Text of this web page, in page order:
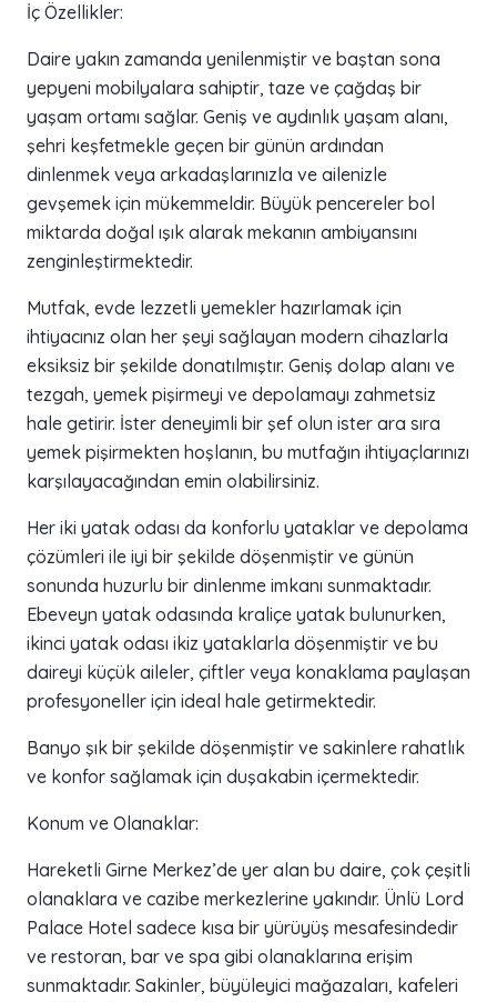
İç Özellikler:
Daire yakın zamanda yenilenmiştir ve baştan sona
yepyeni mobilyalara sahiptir, taze ve çağdaş bir
yaşam ortamı sağlar. Geniş ve aydınlık yaşam alanı,
şehri keşfetmekle geçen bir günün ardından
dinlenmek veya arkadaşlarınızla ve ailenizle
gevşemek için mükemmeldir. Büyük pencereler bol
miktarda doğal ışık alarak mekanın ambiyansını
zenginleştirmektedir.
Mutfak, evde lezzetli yemekler hazırlamak için
ihtiyacınız olan her şeyi sağlayan modern cihazlarla
eksiksiz bir şekilde donatılmıştır. Geniş dolap alanı ve
tezgah, yemek pişirmeyi ve depolamayı zahmetsiz
hale getirir. İster deneyimli bir şef olun ister ara sıra
yemek pişirmekten hoşlanın, bu mutfağın ihtiyaçlarınızı
karşılayacağından emin olabilirsiniz.
Her iki yatak odası da konforlu yataklar ve depolama
çözümleri ile iyi bir şekilde döşenmiştir ve günün
sonunda huzurlu bir dinlenme imkanı sunmaktadır.
Ebeveyn yatak odasında kraliçe yatak bulunurken,
ikinci yatak odası ikiz yataklarla döşenmiştir ve bu
daireyi küçük aileler, çiftler veya konaklama paylaşan
profesyoneller için ideal hale getirmektedir.
Banyo şık bir şekilde döşenmiştir ve sakinlere rahatlık
ve konfor sağlamak için duşakabin içermektedir.
Konum ve Olanaklar:
Hareketli Girne Merkez’de yer alan bu daire, çok çeşitli
olanaklara ve cazibe merkezlerine yakındır. Ünlü Lord
Palace Hotel sadece kısa bir yürüyüş mesafesindedir
ve restoran, bar ve spa gibi olanaklarına erişim
sunmaktadır. Sakinler, büyüleyici mağazaları, kafeleri